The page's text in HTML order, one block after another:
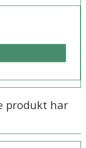
produkt har